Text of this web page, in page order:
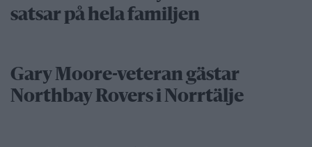
satsar på hela familjen
Gary Moore-veteran gästar
Northbay Rovers i Norrtälje